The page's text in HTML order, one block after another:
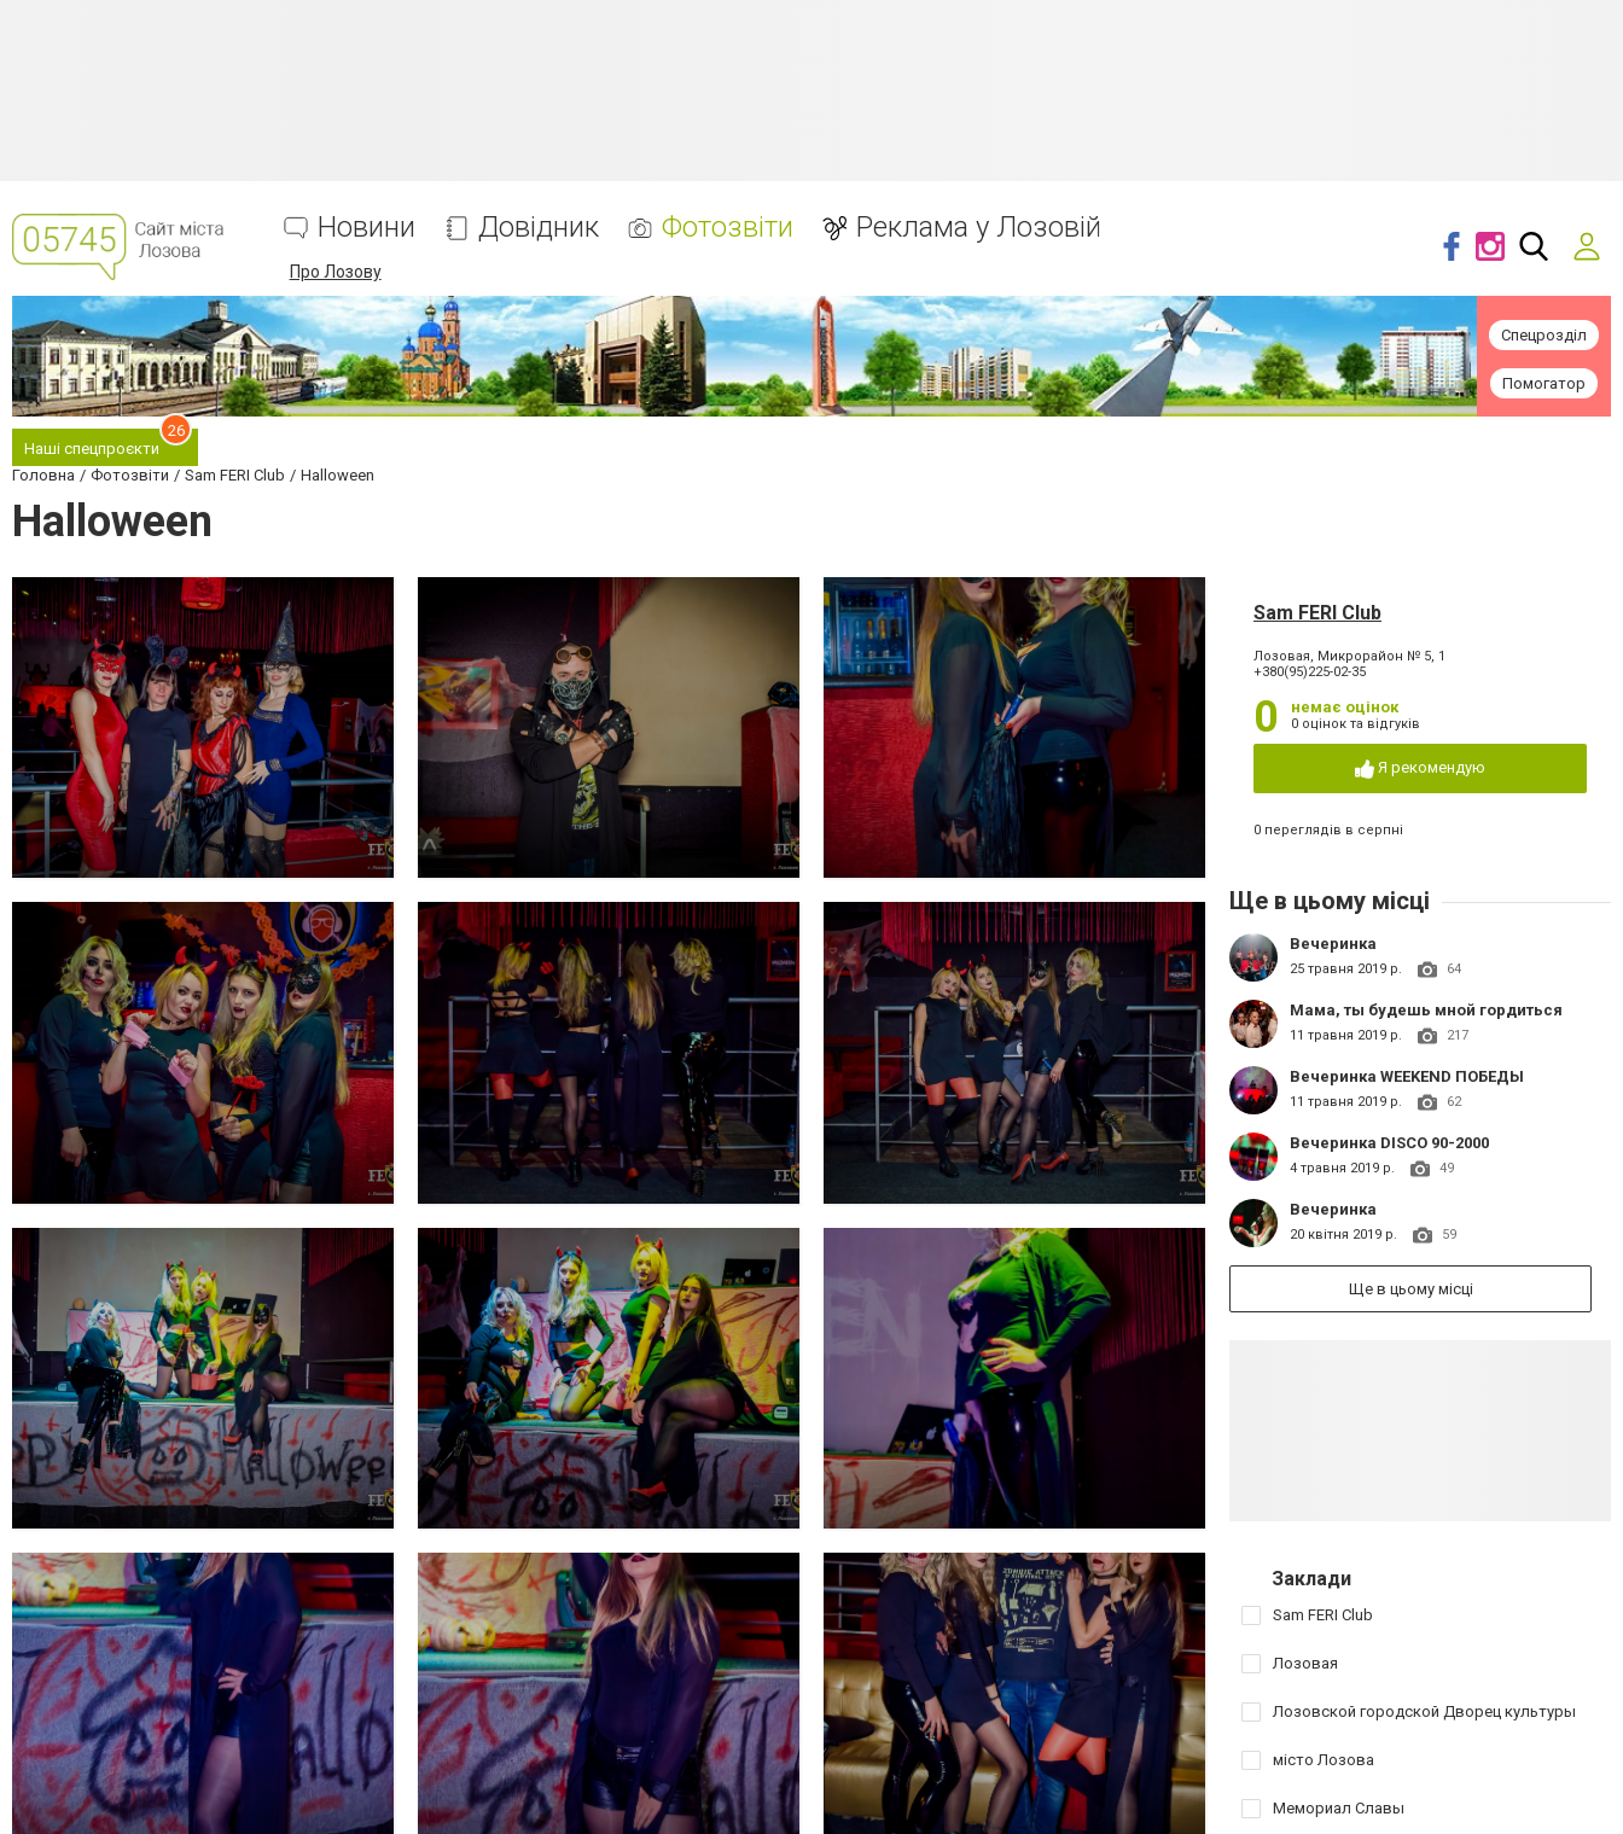
Новини Довідник Фотозвіти Реклама у Лозовій
Про Лозову
Спецрозділ
Помогатор
Наші спецпроєкти
26
Головна Фотозвіти Sam FERI Club Halloween
Halloween
Sam FERI Club
Лозовая, Микрорайон № 5, 1
+380(95)225-02-35
0 немає оцінок
0 оцінок та відгуків
Я рекомендую
0 переглядів в серпні
Ще в цьому місці
Вечеринка
25 травня 2019 р. 64
Мама, ты будешь мной гордиться
11 травня 2019 р. 217
Вечеринка WEEKEND ПОБЕДЫ
11 травня 2019 р. 62
Вечеринка DISCO 90-2000
4 травня 2019 р. 49
Вечеринка
20 квітня 2019 р. 59
Ще в цьому місці
Заклади
Sam FERI Club
Лозовая
Лозовской городской Дворец культуры
місто Лозова
Мемориал Славы